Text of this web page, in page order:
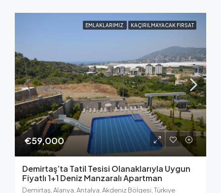
EMLAKLARIMIZ KAÇIRILMAYACAK FIRSAT
€59,000
Demirtaş’ta Tatil Tesisi Olanaklarıyla Uygun
Fiyatlı 1+1 Deniz Manzaralı Apartman
Demirtaş, Alanya, Antalya, Akdeniz Bölgesi, Türkiye